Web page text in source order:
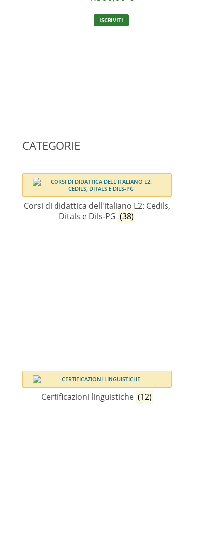
ISCRIVITI
CATEGORIE
Corsi di didattica dell'italiano L2: Cedils,
Ditals e Dils-PG (38)
Certificazioni linguistiche (12)